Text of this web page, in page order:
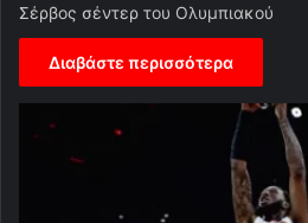
Σέρβος σέντερ του Ολυμπιακού
Διαβάστε περισσότερα